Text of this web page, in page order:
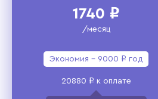
1740 i
/месяц
Экономия - 9000 i год
20880 i к оплатe